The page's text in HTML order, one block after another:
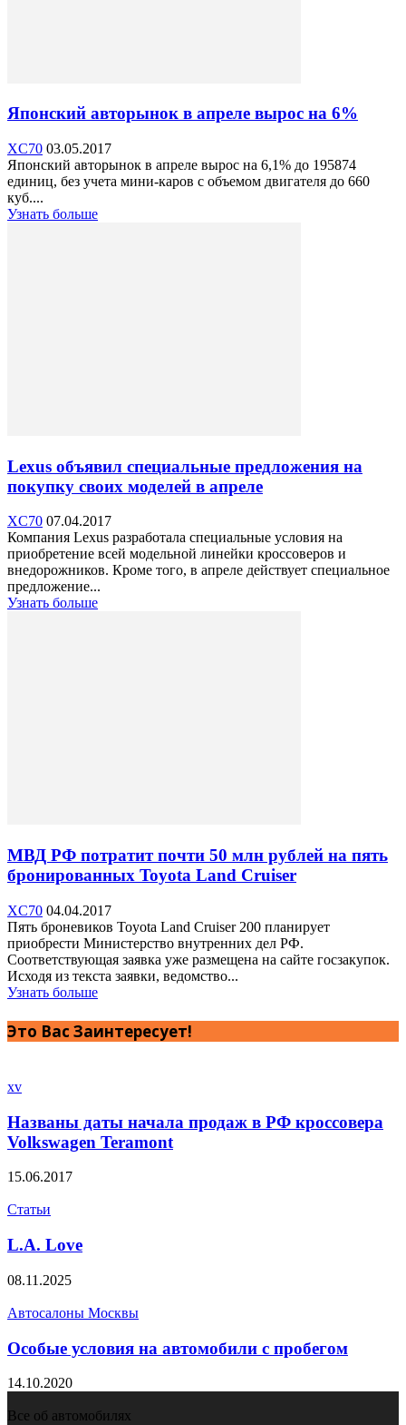
Японский авторынок в апреле вырос на 6%
XC70 03.05.2017
Японский авторынок в апреле вырос на 6,1% до 195874
единиц, без учета мини-каров с объемом двигателя до 660
куб....
Узнать больше
Lexus объявил специальные предложения на
покупку своих моделей в апреле
XC70 07.04.2017
Компания Lexus разработала специальные условия на
приобретение всей модельной линейки кроссоверов и
внедорожников. Кроме того, в апреле действует специальное
предложение...
Узнать больше
МВД РФ потратит почти 50 млн рублей на пять
бронированных Toyota Land Cruiser
XC70 04.04.2017
Пять броневиков Toyota Land Cruiser 200 планирует
приобрести Министерство внутренних дел РФ.
Соответствующая заявка уже размещена на сайте госзакупок.
Исходя из текста заявки, ведомство...
Узнать больше
Это Вас Заинтересует!
xv
Названы даты начала продаж в РФ кроссовера
Volkswagen Teramont‍
15.06.2017
Статьи
L.A. Love
08.11.2025
Автосалоны Москвы
Особые условия на автомобили с пробегом
14.10.2020
Все об автомобилях